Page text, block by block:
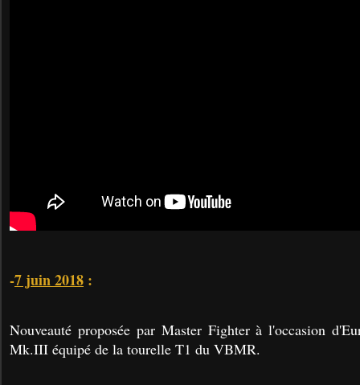
-7 juin 2018 :
Nouveauté proposée par Master Fighter à l'occasion
Mk.III équipé de la tourelle T1 du VBMR.